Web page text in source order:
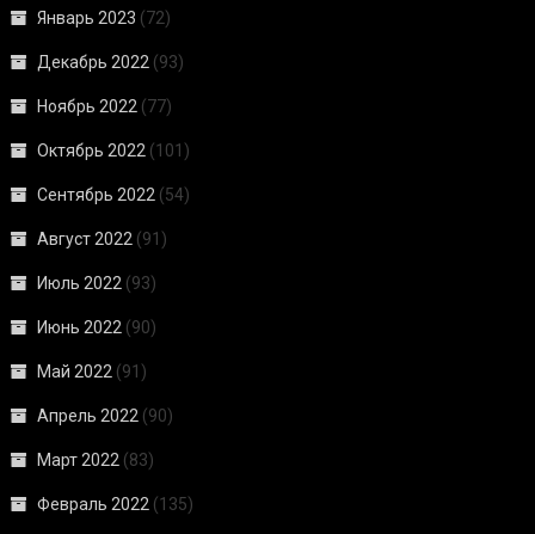
Январь 2023 (72)
Декабрь 2022 (93)
Ноябрь 2022 (77)
Октябрь 2022 (101)
Сентябрь 2022 (54)
Август 2022 (91)
Июль 2022 (93)
Июнь 2022 (90)
Май 2022 (91)
Апрель 2022 (90)
Март 2022 (83)
Февраль 2022 (135)